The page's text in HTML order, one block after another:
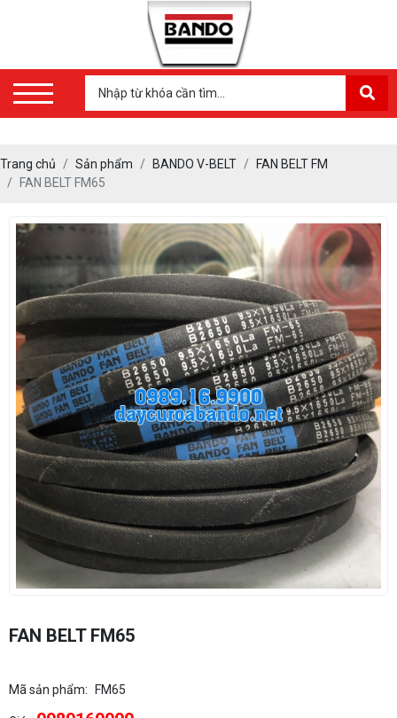
Trang chủ Sản phẩm BANDO V-BELT
FAN BELT FM
FAN BELT FM65
FAN BELT FM65
Mã sản phẩm: FM65